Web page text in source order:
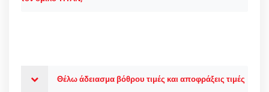
Θέλω άδειασμα βόθρου τιμές και αποφράξεις τιμές